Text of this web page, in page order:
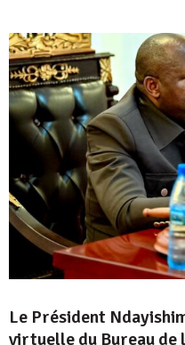
Le Président
virtuelle du Bureau de